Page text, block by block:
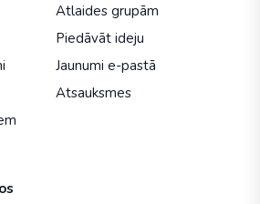
Atlaides grupām
Piedāvāt ideju
Jaunumi e-pastā
Atsauksmes